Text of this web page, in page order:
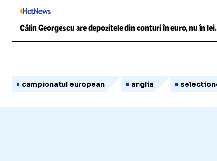
Călin Georgescu are depozitele din conturi în euro, nu în
campionatul european anglia